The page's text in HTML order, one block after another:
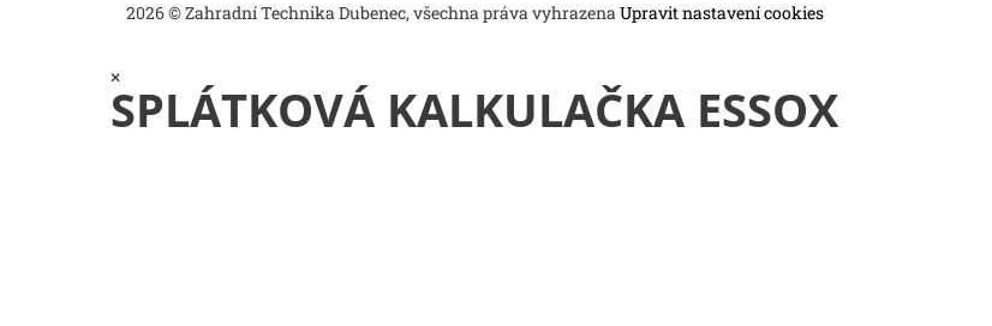
2026 © Zahradní Technika Dubenec, všechna práva vyhrazenaUpravit nastavení cookies
×
SPLÁTKOVÁ KALKULAČKA ESSOX